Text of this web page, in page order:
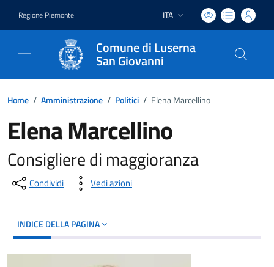
Regione Piemonte Lingua attiva:
ITA
Comune di Luserna
San Giovanni
Home / Amministrazione / Politici / Elena Marcellino
Elena Marcellino
Consigliere di maggioranza
Condividi Vedi azioni
INDICE DELLA PAGINA